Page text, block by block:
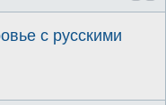
с русскими